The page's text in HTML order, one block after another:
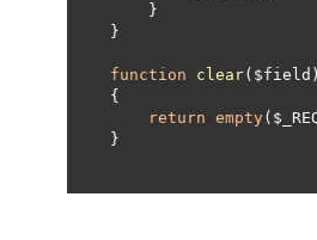
}
function clear($field)
{
return empty